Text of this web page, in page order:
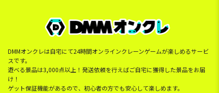
DMMオンクレは自宅にて24時間オンラインクレーンゲームが楽しめるサービ
スです。
遊べる景品は3,000点以上！発送依頼を行えばご自宅に獲得した景品をお届
け！
ゲット保証機能があるので、初心者の方でも安心して楽しめます。